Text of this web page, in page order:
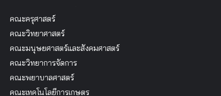
คณะครุศาสตร์
คณะวิทยาศาสตร์
คณะมนุษยศาสตร์และสังคมศาสตร์
คณะวิทยาการจัดการ
คณะพยาบาลศาสตร์
คณะเทคโนโลยีการเกษตร